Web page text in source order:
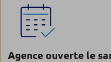
Agence ouverte le